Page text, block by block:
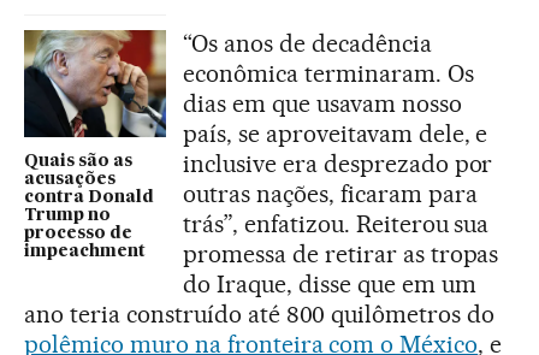
Quais são as
acusações
contra Donald
Trump no
processo de
impeachment
“Os anos de decadência
econômica terminaram. Os
dias em que usavam nosso
país, se aproveitavam dele, e
inclusive era desprezado por
outras nações, ficaram para
trás”, enfatizou. Reiterou sua
promessa de retirar as tropas
do Iraque, disse que em um
ano teria construído até 800 quilômetros do
polêmico muro na fronteira com o México, e